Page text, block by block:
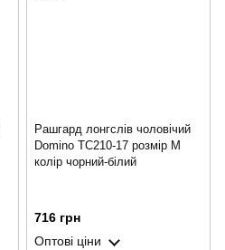
Рашгард лонгслів чоловічий
Domino TC210-17 розмір M
колір чорний-білий
716 грн
Оптові ціни